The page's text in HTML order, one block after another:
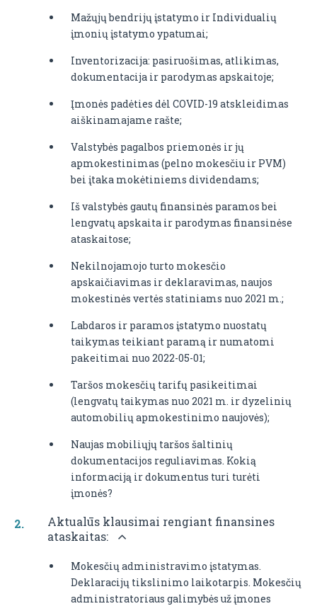
Mažųjų bendrijų įstatymo ir Individualių
įmonių įstatymo ypatumai;
Inventorizacija: pasiruošimas, atlikimas,
dokumentacija ir parodymas apskaitoje;
Įmonės padėties dėl COVID-19 atskleidimas
aiškinamajame rašte;
Valstybės pagalbos priemonės ir jų
apmokestinimas (pelno mokesčiu ir PVM)
bei įtaka mokėtiniems dividendams;
Iš valstybės gautų finansinės paramos bei
lengvatų apskaita ir parodymas finansinėse
ataskaitose;
Nekilnojamojo turto mokesčio
apskaičiavimas ir deklaravimas, naujos
mokestinės vertės statiniams nuo 2021 m.;
Labdaros ir paramos įstatymo nuostatų
taikymas teikiant paramą ir numatomi
pakeitimai nuo 2022-05-01;
Taršos mokesčių tarifų pasikeitimai
(lengvatų taikymas nuo 2021 m. ir dyzelinių
automobilių apmokestinimo naujovės);
Naujas mobiliųjų taršos šaltinių
dokumentacijos reguliavimas. Kokią
informaciją ir dokumentus turi turėti
įmonės?
Aktualūs klausimai rengiant finansines
ataskaitas:
Mokesčių administravimo įstatymas.
Deklaracijų tikslinimo laikotarpis. Mokesčių
administratoriaus galimybės už įmones